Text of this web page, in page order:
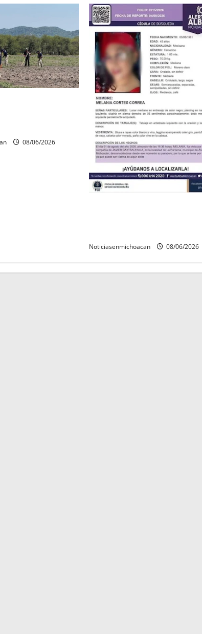
08/06/2026
Noticiasenmichoacan 08/06/2026